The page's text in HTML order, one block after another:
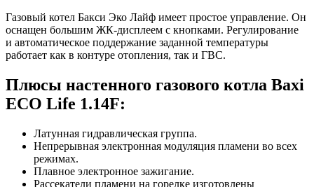
Газовый котел Бакси Эко Лайф имеет простое управление. Он
оснащен большим ЖК-дисплеем с кнопками. Регулирование
и автоматическое поддержание заданной температуры
работает как в контуре отопления, так и ГВС.
Плюсы настенного газового котла Baxi
ECO Life 1.14F:
Латунная гидравлическая группа.
Непрерывная электронная модуляция пламени во всех
режимах.
Плавное электронное зажигание.
Рассекатели пламени на горелке изготовлены